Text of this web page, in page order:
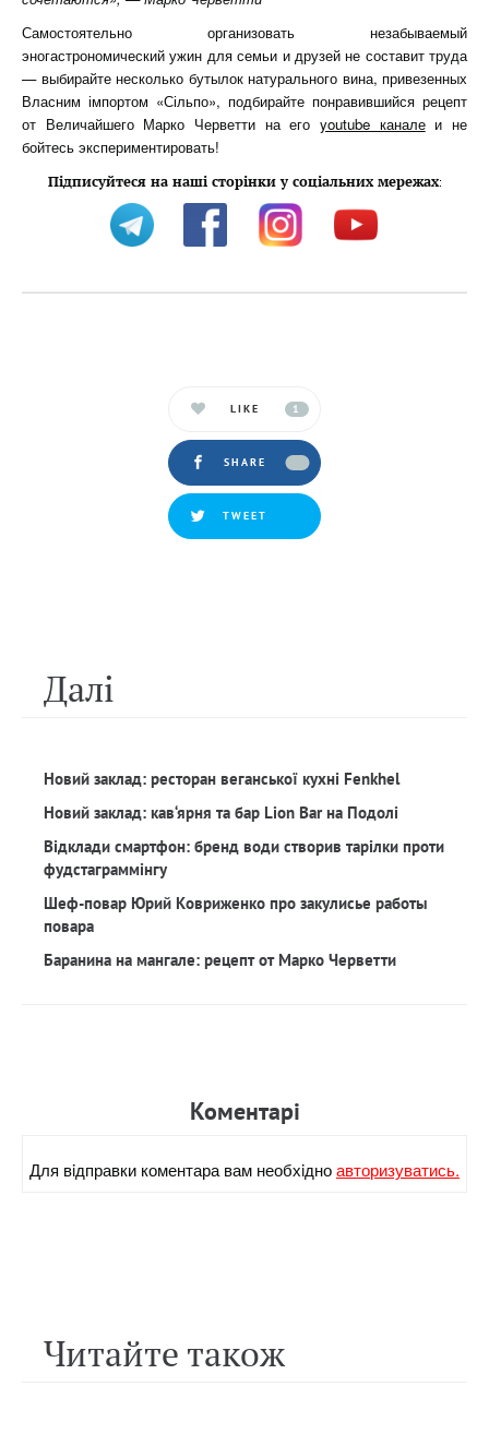
Самостоятельно организовать незабываемый
эногастрономический ужин для семьи и друзей не составит труда
— выбирайте несколько бутылок натурального вина, привезенных
Власним імпортом «Сільпо», подбирайте понравившийся рецепт
от Величайшего Марко Черветти на его youtube каналеи не
бойтесь экспериментировать!
Підписуйтеся на наші сторінки у соціальних мережах:
LIKE 1
SHARE
TWEET
Далi
Новий заклад: ресторан веганської кухні Fenkhel
Новий заклад: кав‘ярня та бар Lion Bar на Подолі
Відклади смартфон: бренд води створив тарілки проти
фудстаграммінгу
Шеф-повар Юрий Ковриженко про закулисье работы
повара
Баранина на мангале: рецепт от Марко Черветти
Коментарi
Для вiдправки коментара вам необхiдноавторизуватись.
Читайте також